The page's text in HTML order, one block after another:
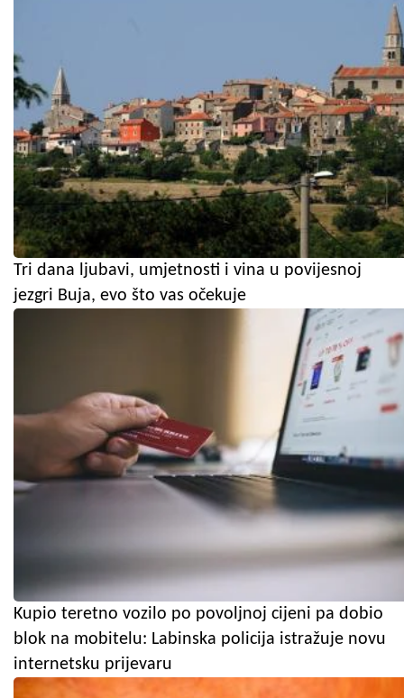
Tri dana ljubavi, umjetnosti i vina u povijesnoj
jezgri Buja, evo što vas očekuje
Kupio teretno vozilo po povoljnoj cijeni pa dobio
blok na mobitelu: Labinska policija istražuje novu
internetsku prijevaru